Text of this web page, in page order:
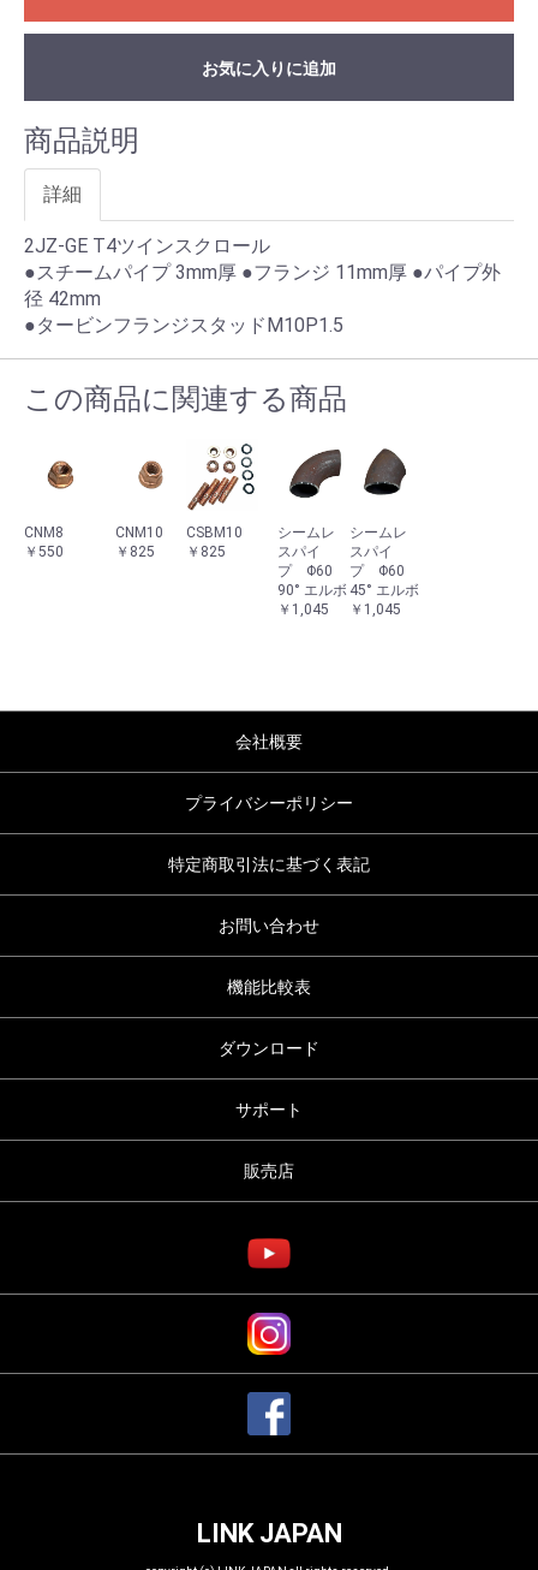
お気に入りに追加
商品説明
詳細
2JZ-GE T4ツインスクロール
●スチームパイプ 3mm厚 ●フランジ 11mm厚 ●パイプ外
径 42mm
●タービンフランジスタッドM10P1.5
この商品に関連する商品
CNM8
￥550
CNM10
￥825
CSBM10
￥825
シームレ
スパイ
プ Φ60
90° エルボ
￥1,045
シームレ
スパイ
プ Φ60
45° エルボ
￥1,045
会社概要
プライバシーポリシー
特定商取引法に基づく表記
お問い合わせ
機能比較表
ダウンロード
サポート
販売店
LINK JAPAN